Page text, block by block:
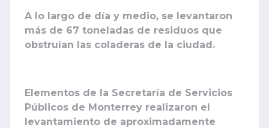
A lo largo de día y medio, se levantaron
más de 67 toneladas de residuos que
obstruían las coladeras de la ciudad.
Elementos de la Secretaría de Servicios
Públicos de Monterrey realizaron el
levantamiento de aproximadamente